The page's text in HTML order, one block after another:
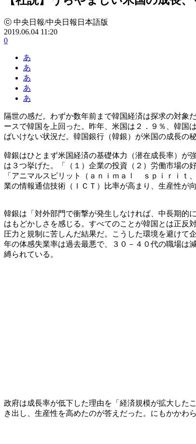
ⓒ 中央日報/中央日報日本語版
2019.06.04 11:20
0
あ
あ
あ
あ
あ
隔世の感だ。わずか数年前まで韓国経済は探求の対象
ースで韓国を上回った。昨年、米国は２．９％、韓国
ばいけない状況だ。韓国銀行（韓銀）が米国の成長の
韓銀はひとまず米国経済の基礎体力（潜在成長率）が
は３つ挙げた。「（１）企業の投資（２）労働市場の
「アニマルスピリット（ａｎｉｍａｌ ｓｐｉｒｉｔ
業の情報通信技術（ＩＣＴ）比率が高まり、生産性が向
韓銀は「対外部門で衝撃が発生しなければ、中長期的
はもどかしさを感じる。すべてのことが韓国とは正反
圧力と規制に苦しんだ結果だ。こうした環境を避けて
年の体感失業率は過去最悪で、３０－４０代の職場は
縛られている。
政府は成長率が低下した理由を「経済規模が拡大した
き出し、生産性を高めたのが答えだった。にもかかわ